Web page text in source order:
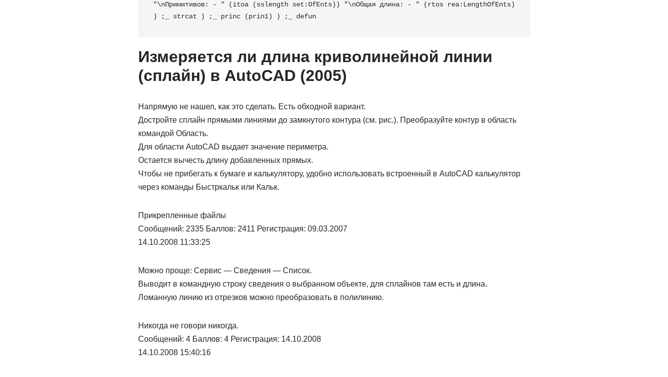
"\nПримитивов: - " (itoa (sslength set:OfEnts)) "\nОбщая длина: - " (rtos rea:LengthOfEnts)
) ;_ strcat ) ;_ princ (prin1) ) ;_ defun
Измеряется ли длина криволинейной линии
(сплайн) в AutoCAD (2005)
Напрямую не нашел, как это сделать. Есть обходной вариант.
Достройте сплайн прямыми линиями до замкнутого контура (см. рис.). Преобразуйте контур в область
командой Область.
Для области AutoCAD выдает значение периметра.
Остается вычесть длину добавленных прямых.
Чтобы не прибегать к бумаге и калькулятору, удобно использовать встроенный в AutoCAD калькулятор
через команды Быстркальк или Кальк.
Прикрепленные файлы
Сообщений: 2335 Баллов: 2411 Регистрация: 09.03.2007
14.10.2008 11:33:25
Можно проще: Сервис — Сведения — Список.
Выводит в командную строку сведения о выбранном объекте, для сплайнов там есть и длина.
Ломанную линию из отрезков можно преобразовать в полилинию.
Никогда не говори никогда.
Сообщений: 4 Баллов: 4 Регистрация: 14.10.2008
14.10.2008 15:40:16